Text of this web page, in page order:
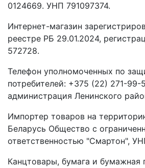
0124669. УНП 791097374.
Интернет-магазин
реестре РБ 29.01.2024,
572728.
Телефон уполномоченных по
потребителей: +375 (22) 271-99-
администрация Ленинского
Импортер товаров на
Беларусь Общество с
ответственностью "Смартон",
Канцтовары, бумага и бумажная